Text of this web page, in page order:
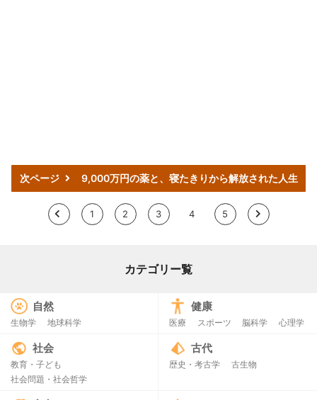
次ページ 9,000万円の薬と、寝たきりから解放された人生
< 1 2 3 4 5 >
カテゴリー覧
自然
生物学 地球科学
健康
医療 スポーツ 脳科学 心理学
社会
教育・子ども
社会問題・社会哲学
古代
歴史・考古学 古生物